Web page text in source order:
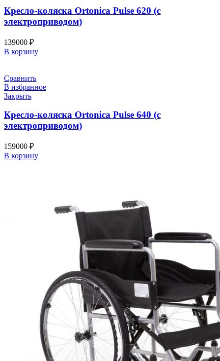
Кресло-коляска Ortonica Pulse 620 (с
электроприводом)
139000 ₽
В корзину
Сравнить
В избранное
Закрыть
Кресло-коляска Ortonica Pulse 640 (с
электроприводом)
159000 ₽
В корзину